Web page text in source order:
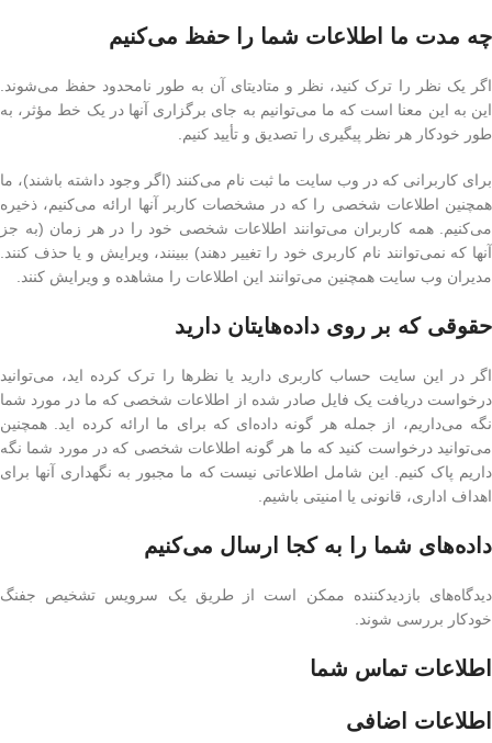
چه مدت ما اطلاعات شما را حفظ می‌کنیم
اگر یک نظر را ترک کنید، نظر و متادیتای آن به طور نامحدود حفظ می‌شوند.
این به این معنا است که ما می‌توانیم به جای برگزاری آنها در یک خط مؤثر، به
طور خودکار هر نظر پیگیری را تصدیق و تأیید کنیم.
برای کاربرانی که در وب سایت ما ثبت نام می‌کنند (اگر وجود داشته باشند)، ما
همچنین اطلاعات شخصی را که در مشخصات کاربر آنها ارائه می‌کنیم، ذخیره
می‌کنیم. همه کاربران می‌توانند اطلاعات شخصی خود را در هر زمان (به جز
آنها که نمی‌توانند نام کاربری خود را تغییر دهند) ببینند، ویرایش و یا حذف کنند.
مدیران وب سایت همچنین می‌توانند این اطلاعات را مشاهده و ویرایش کنند.
حقوقی که بر روی داده‌هایتان دارید
اگر در این سایت حساب کاربری دارید یا نظرها را ترک کرده اید، می‌توانید
درخواست دریافت یک فایل صادر شده از اطلاعات شخصی که ما در مورد شما
نگه می‌داریم، از جمله هر گونه داده‌ای که برای ما ارائه کرده اید. همچنین
می‌توانید درخواست کنید که ما هر گونه اطلاعات شخصی که در مورد شما نگه
داریم پاک کنیم. این شامل اطلاعاتی نیست که ما مجبور به نگهداری آنها برای
اهداف اداری، قانونی یا امنیتی باشیم.
داده‌های شما را به کجا ارسال می‌کنیم
دیدگاه‌های بازدیدکننده ممکن است از طریق یک سرویس تشخیص جفنگ
خودکار بررسی شوند.
اطلاعات تماس شما
اطلاعات اضافی